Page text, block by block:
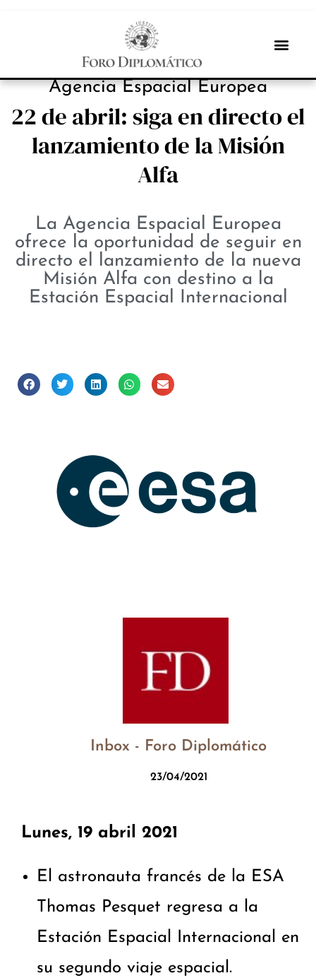
INBOX INTERNACIONAL
Agencia Espacial Europea
22 de abril: siga en directo el
lanzamiento de la Misión
Alfa
La Agencia Espacial Europea
ofrece la oportunidad de seguir en
directo el lanzamiento de la nueva
Misión Alfa con destino a la
Estación Espacial Internacional
Inbox - Foro Diplomático
23/04/2021
Lunes, 19 abril 2021
El astronauta francés de la ESA
Thomas Pesquet regresa a la
Estación Espacial Internacional en
su segundo viaje espacial.